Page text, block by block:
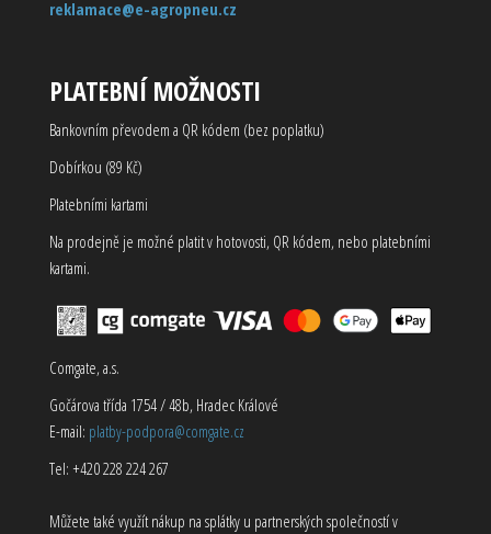
reklamace@e-agropneu.cz
PLATEBNÍ MOŽNOSTI
Bankovním převodem a QR kódem (bez poplatku)
Dobírkou (89 Kč)
Platebními kartami
Na prodejně je možné platit v hotovosti, QR kódem, nebo platebními
kartami.
Comgate, a.s.
Gočárova třída 1754 / 48b, Hradec Králové
E-mail: platby-podpora@comgate.cz
Tel: +420 228 224 267
Můžete také využít nákup na splátky u partnerských společností v